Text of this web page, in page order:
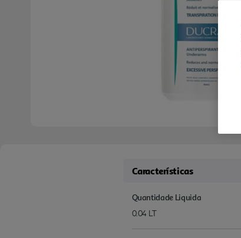
Características
Quantidade Liquida
0.04 LT